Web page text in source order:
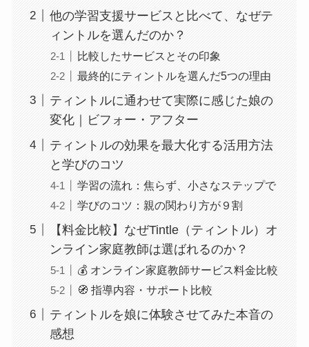
他の学習支援サービスと比べて、なぜテ
ィントルを選んだのか？
比較したサービスとその印象
最終的にティントルを選んだ5つの理由
ティントルに通わせて実際に感じた娘の
変化｜ビフォー・アフター
ティントルの効果を最大化する活用方法
と学びのコツ
学習の流れ：焦らず、小さなステップで
学びのコツ：親の関わり方が９割
【料金比較】なぜTintle（ティントル）オ
ンライン家庭教師は選ばれるのか？
💰 オンライン家庭教師サービス料金比較
🧭 指導内容・サポート比較
ティントルを娘に体験させてみた本音の
感想